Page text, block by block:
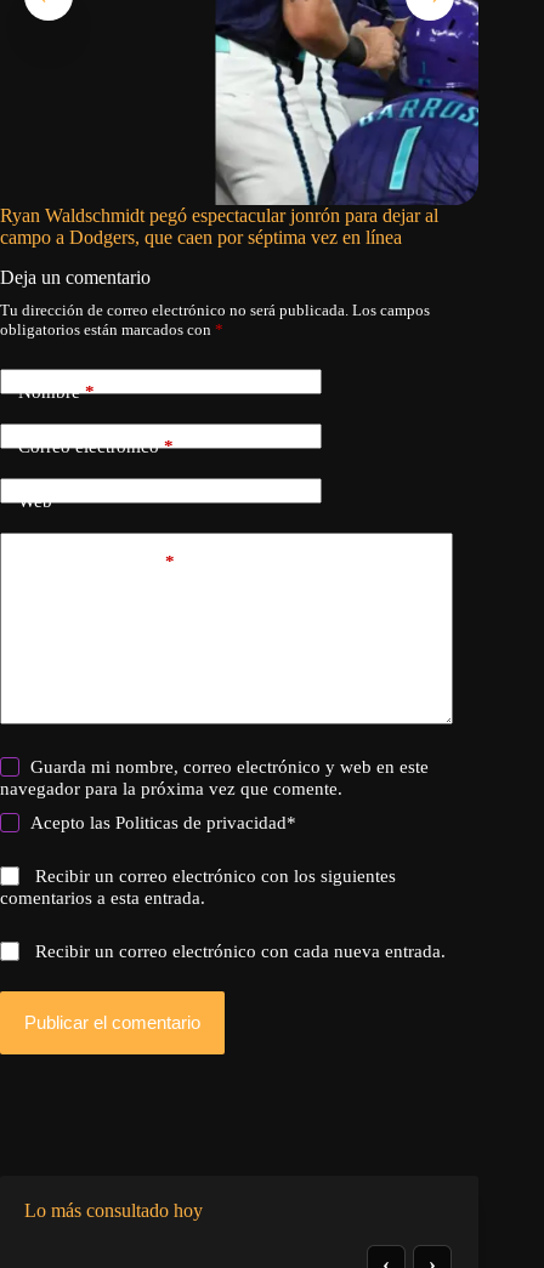
Ryan Waldschmidt pegó espectacular jonrón para dejar al
campo a Dodgers, que caen por séptima vez en línea
Deja un comentario
Tu dirección de correo electrónico no será publicada. Los campos
obligatorios están marcados con *
Nombre*
Correo electrónico*
Web
*
Guarda mi nombre, correo electrónico y web en este
navegador para la próxima vez que comente.
Acepto lasPoliticas de privacidad*
Recibir un correo electrónico con los siguientes
comentarios a esta entrada.
Recibir un correo electrónico con cada nueva entrada.
Publicar el comentario
Lo más consultado hoy